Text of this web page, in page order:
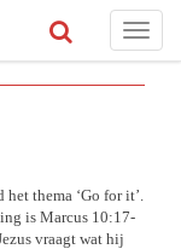
Toggle
thema ‘Go for it’.
is Marcus 10:17-
vraagt wat hij